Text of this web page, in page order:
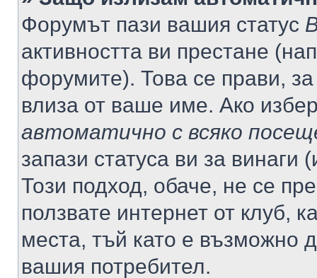
Форумът пази вашия статус
активността ви престане
форумите). Това се прави,
влиза от ваше име. Ако
автоматично с всяко
запази статуса ви за винаги
Този подход, обаче, не се
ползвате интернет от клуб,
места, тъй като е възможно
вашия потребител.